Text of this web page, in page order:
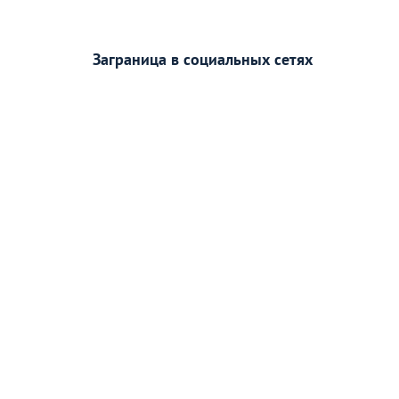
Заграница в социальных сетях